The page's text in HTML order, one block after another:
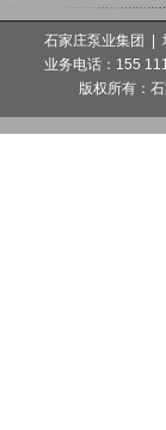
石家庄泵业集团 |
业务电话：155
版权所有：